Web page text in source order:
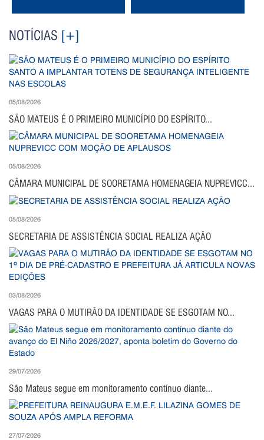
NOTÍCIAS [+]
05/08/2026
SÃO MATEUS É O PRIMEIRO MUNICÍPIO DO ESPÍRITO...
05/08/2026
CÂMARA MUNICIPAL DE SOORETAMA HOMENAGEIA NUPREVICC...
05/08/2026
SECRETARIA DE ASSISTÊNCIA SOCIAL REALIZA AÇÃO
03/08/2026
VAGAS PARA O MUTIRÃO DA IDENTIDADE SE ESGOTAM NO...
29/07/2026
São Mateus segue em monitoramento contínuo diante...
27/07/2026